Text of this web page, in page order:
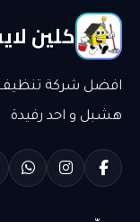
كلين
افضل شركة تنظيف
هشبل و احد رفيدة